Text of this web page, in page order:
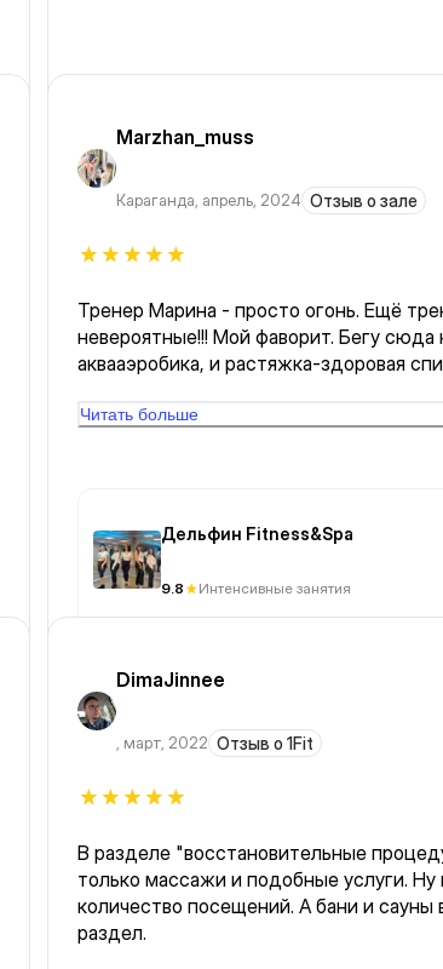
Marzhan_muss
Караганда, апрель, 2024 Отзыв о зале
Тренер Марина - просто огонь. Ещё
невероятные!!! Мой фаворит. Бегу сюда
аквааэробика, и растяжка-здоровая
работали со степ-платформой, очень
Читать больше
Дельфин Fitness&Spa
9.8 Интенсивные занятия
DimaJinnee
, март, 2022 Отзыв о 1Fit
В разделе "восстановительные
только массажи и подобные услуги.
количество посещений. А бани и сауны
раздел.